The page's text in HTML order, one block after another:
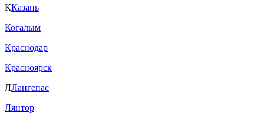
ККазань
Когалым
Краснодар
Красноярск
ЛЛангепас
Лянтор